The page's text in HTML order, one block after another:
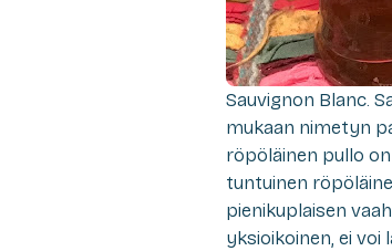
Sauvignon Blanc.
mukaan nimetyn
röpöläinen pullo
tuntuinen
pienikuplaisen
yksioikoinen, ei